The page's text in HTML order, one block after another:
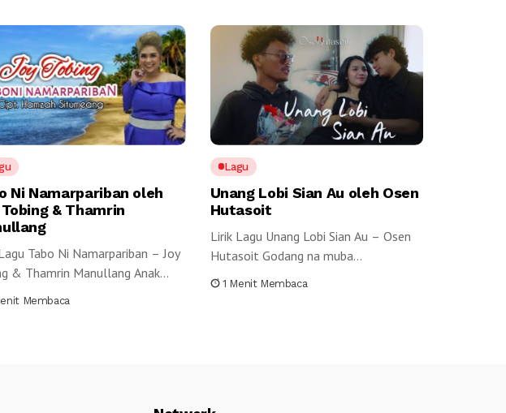
Ni Namarpariban oleh
& Thamrin
Tabo Ni Namarpariban – Joy
& Thamrin Manullang Anak...
Membaca
Lagu
Unang Lobi Sian Au oleh Osen
Hutasoit
Lirik Lagu Unang Lobi Sian Au – Osen
Hutasoit Godang na muba...
1 Menit Membaca